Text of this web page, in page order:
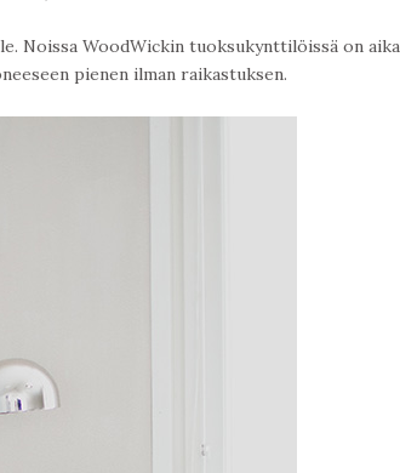
Noissa WoodWickin tuoksukynttilöissä on aika
pienen ilman raikastuksen.